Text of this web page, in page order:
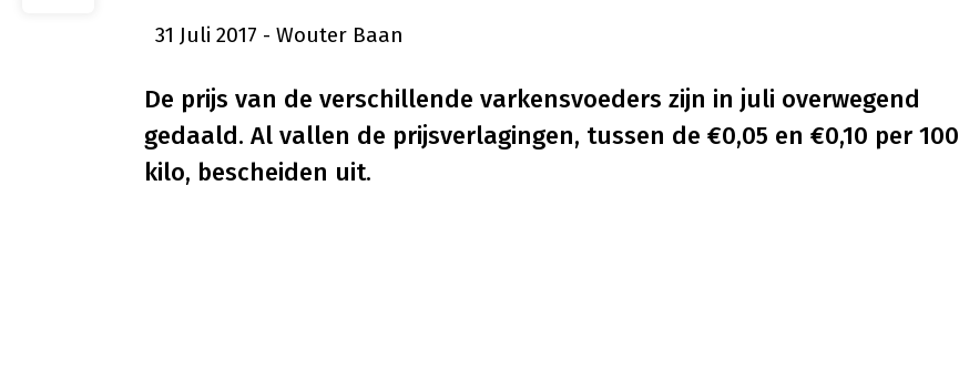
31 Juli 2017 - Wouter Baan
De prijs van de verschillende varkensvoeders zijn in juli overwegend
gedaald. Al vallen de prijsverlagingen, tussen de €0,05 en €0,10 per 100
kilo, bescheiden uit.